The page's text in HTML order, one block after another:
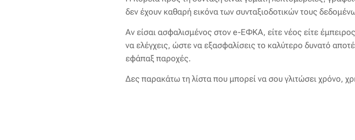
δεν έχουν καθαρή εικόνα των συνταξιοδοτικών τους
Αν είσαι ασφαλισμένος στον e-ΕΦΚΑ, είτε νέος είτε
να ελέγχεις, ώστε να εξασφαλίσεις το καλύτερο δυνατό
εφάπαξ παροχές.
Δες παρακάτω τη λίστα που μπορεί να σου γλιτώσει χρόνο,